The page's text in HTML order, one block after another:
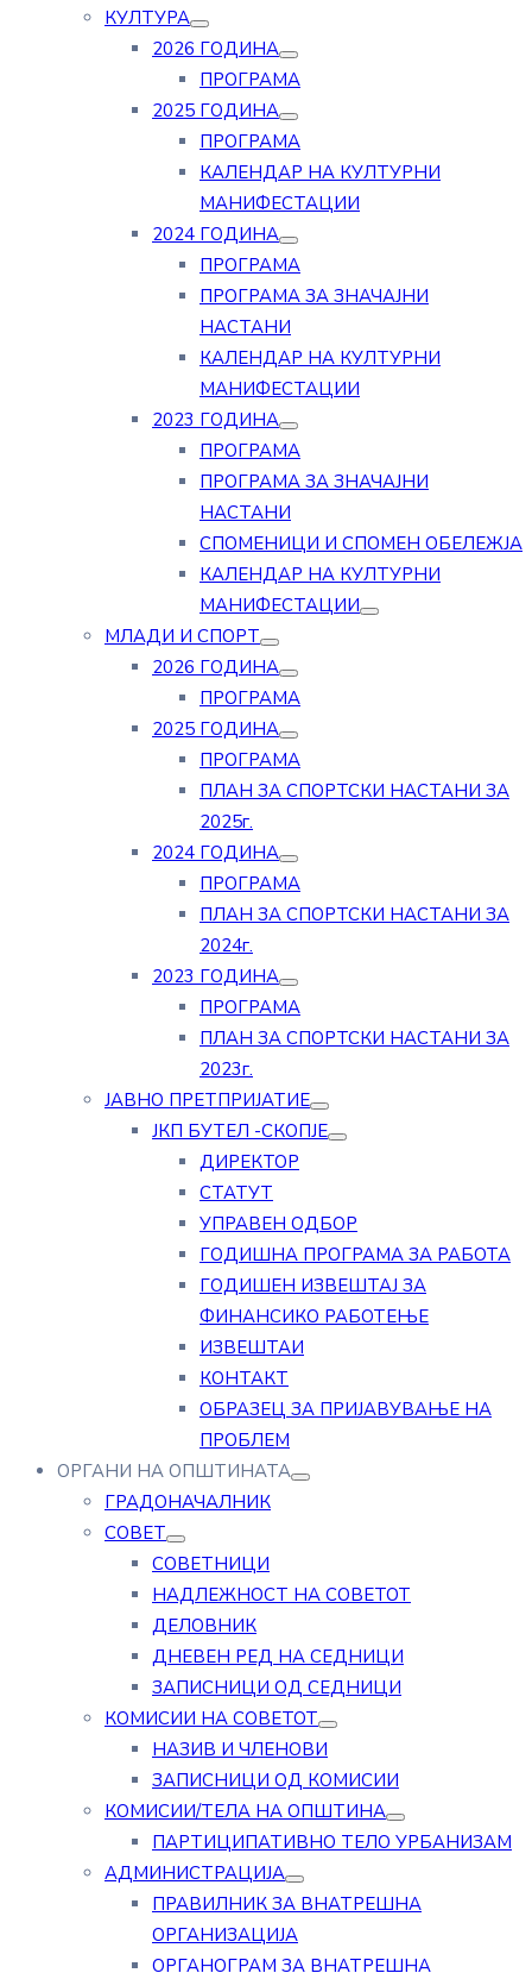
КУЛТУРА
2026 ГОДИНА
ПРОГРАМА
2025 ГОДИНА
ПРОГРАМА
КАЛЕНДАР НА КУЛТУРНИ
МАНИФЕСТАЦИИ
2024 ГОДИНА
ПРОГРАМА
ПРОГРАМА ЗА ЗНАЧАЈНИ
НАСТАНИ
КАЛЕНДАР НА КУЛТУРНИ
МАНИФЕСТАЦИИ
2023 ГОДИНА
ПРОГРАМА
ПРОГРАМА ЗА ЗНАЧАЈНИ
НАСТАНИ
СПОМЕНИЦИ И СПОМЕН ОБЕЛЕЖЈА
КАЛЕНДАР НА КУЛТУРНИ
МАНИФЕСТАЦИИ
МЛАДИ И СПОРТ
2026 ГОДИНА
ПРОГРАМА
2025 ГОДИНА
ПРОГРАМА
ПЛАН ЗА СПОРТСКИ НАСТАНИ ЗА
2025г.
2024 ГОДИНА
ПРОГРАМА
ПЛАН ЗА СПОРТСКИ НАСТАНИ ЗА
2024г.
2023 ГОДИНА
ПРОГРАМА
ПЛАН ЗА СПОРТСКИ НАСТАНИ ЗА
2023г.
ЈАВНО ПРЕТПРИЈАТИЕ
ЈКП БУТЕЛ -СКОПЈЕ
ДИРЕКТОР
СТАТУТ
УПРАВЕН ОДБОР
ГОДИШНА ПРОГРАМА ЗА РАБОТА
ГОДИШЕН ИЗВЕШТАЈ ЗА
ФИНАНСИКО РАБОТЕЊЕ
ИЗВЕШТАИ
КОНТАКТ
ОБРАЗЕЦ ЗА ПРИЈАВУВАЊЕ НА
ПРОБЛЕМ
ОРГАНИ НА ОПШТИНАТА
ГРАДОНАЧАЛНИК
СОВЕТ
СОВЕТНИЦИ
НАДЛЕЖНОСТ НА СОВЕТОТ
ДЕЛОВНИК
ДНЕВЕН РЕД НА СЕДНИЦИ
ЗАПИСНИЦИ ОД СЕДНИЦИ
КОМИСИИ НА СОВЕТОТ
НАЗИВ И ЧЛЕНОВИ
ЗАПИСНИЦИ ОД КОМИСИИ
КОМИСИИ/ТЕЛА НА ОПШТИНА
ПАРТИЦИПАТИВНО ТЕЛО УРБАНИЗАМ
АДМИНИСТРАЦИЈА
ПРАВИЛНИК ЗА ВНАТРЕШНА
ОРГАНИЗАЦИЈА
ОРГАНОГРАМ ЗА ВНАТРЕШНА